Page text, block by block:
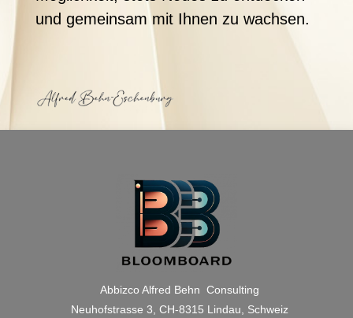
und gemeinsam mit Ihnen zu wachsen.
Abbizco Alfred Behn Consulting
Neuhofstrasse 3, CH-8315 Lindau, Schweiz